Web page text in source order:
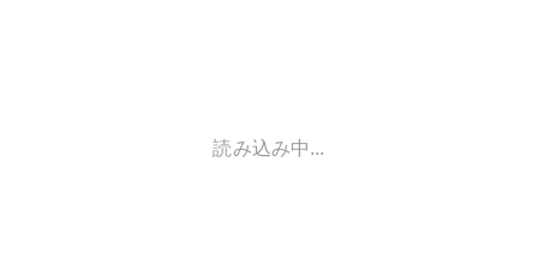
読み込み中...